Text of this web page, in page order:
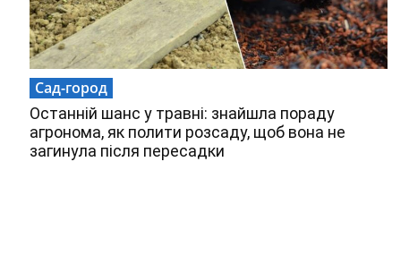
Сад-город
Останній шанс у травні: знайшла пораду
агронома, як полити розсаду, щоб вона не
загинула після пересадки